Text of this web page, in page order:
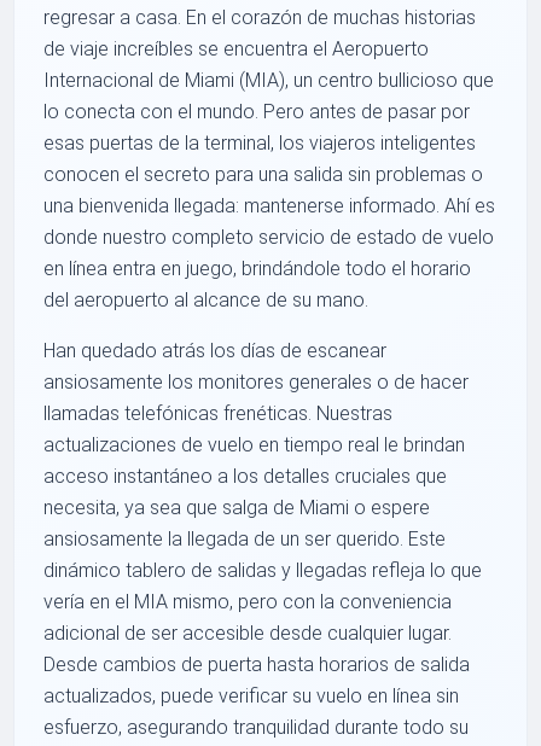
regresar a casa. En el corazón de muchas historias
de viaje increíbles se encuentra el Aeropuerto
Internacional de Miami (MIA), un centro bullicioso que
lo conecta con el mundo. Pero antes de pasar por
esas puertas de la terminal, los viajeros inteligentes
conocen el secreto para una salida sin problemas o
una bienvenida llegada: mantenerse informado. Ahí es
donde nuestro completo servicio de estado de vuelo
en línea entra en juego, brindándole todo el horario
del aeropuerto al alcance de su mano.
Han quedado atrás los días de escanear
ansiosamente los monitores generales o de hacer
llamadas telefónicas frenéticas. Nuestras
actualizaciones de vuelo en tiempo real le brindan
acceso instantáneo a los detalles cruciales que
necesita, ya sea que salga de Miami o espere
ansiosamente la llegada de un ser querido. Este
dinámico tablero de salidas y llegadas refleja lo que
vería en el MIA mismo, pero con la conveniencia
adicional de ser accesible desde cualquier lugar.
Desde cambios de puerta hasta horarios de salida
actualizados, puede verificar su vuelo en línea sin
esfuerzo, asegurando tranquilidad durante todo su